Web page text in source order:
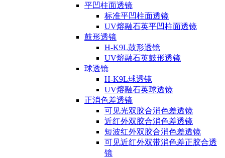
平凹柱面透镜
标准平凹柱面透镜
UV熔融石英平凹柱面透镜
鼓形透镜
H-K9L鼓形透镜
UV熔融石英鼓形透镜
球透镜
H-K9L球透镜
UV熔融石英球透镜
正消色差透镜
可见光双胶合消色差透镜
近红外双胶合消色差透镜
短波红外双胶合消色差透镜
可见近红外双带消色差正胶合透
镜